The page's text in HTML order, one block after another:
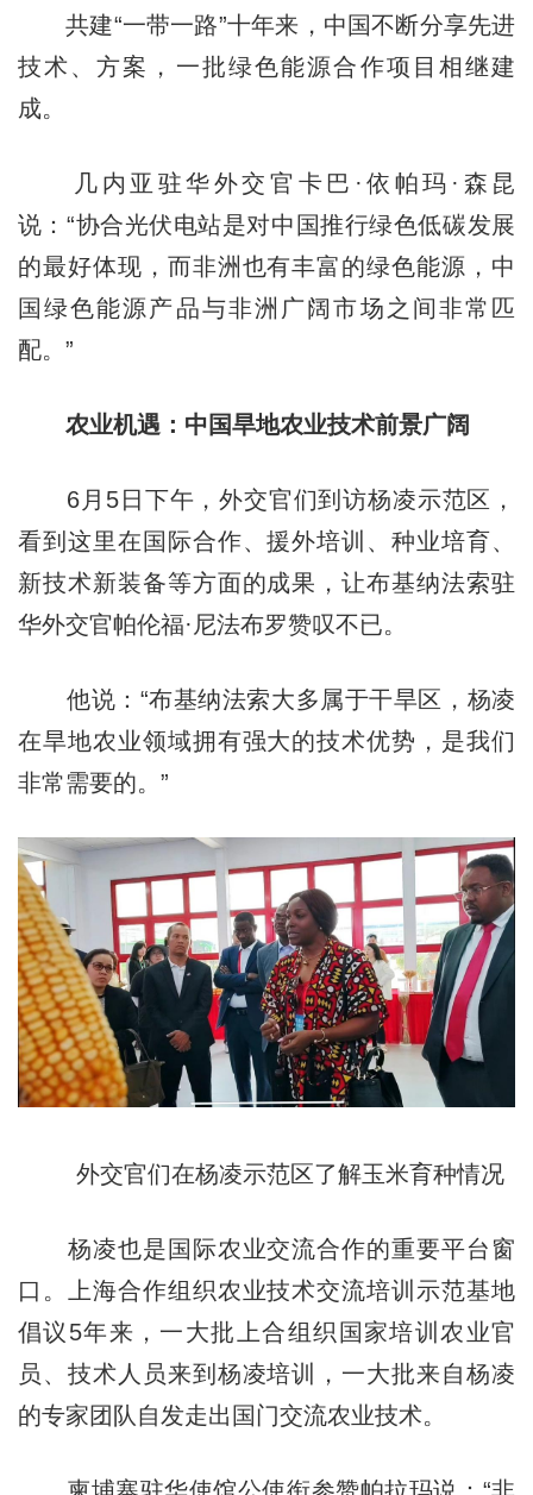
共建“一带一路”十年来，中国不断分享先进
技术、方案，一批绿色能源合作项目相继建
成。
几内亚驻华外交官卡巴·依帕玛·森昆
说：“协合光伏电站是对中国推行绿色低碳发展
的最好体现，而非洲也有丰富的绿色能源，中
国绿色能源产品与非洲广阔市场之间非常匹
配。”
农业机遇：中国旱地农业技术前景广阔
6月5日下午，外交官们到访杨凌示范区，
看到这里在国际合作、援外培训、种业培育、
新技术新装备等方面的成果，让布基纳法索驻
华外交官帕伦福·尼法布罗赞叹不已。
他说：“布基纳法索大多属于干旱区，杨凌
在旱地农业领域拥有强大的技术优势，是我们
非常需要的。”
外交官们在杨凌示范区了解玉米育种情况
杨凌也是国际农业交流合作的重要平台窗
口。上海合作组织农业技术交流培训示范基地
倡议5年来，一大批上合组织国家培训农业官
员、技术人员来到杨凌培训，一大批来自杨凌
的专家团队自发走出国门交流农业技术。